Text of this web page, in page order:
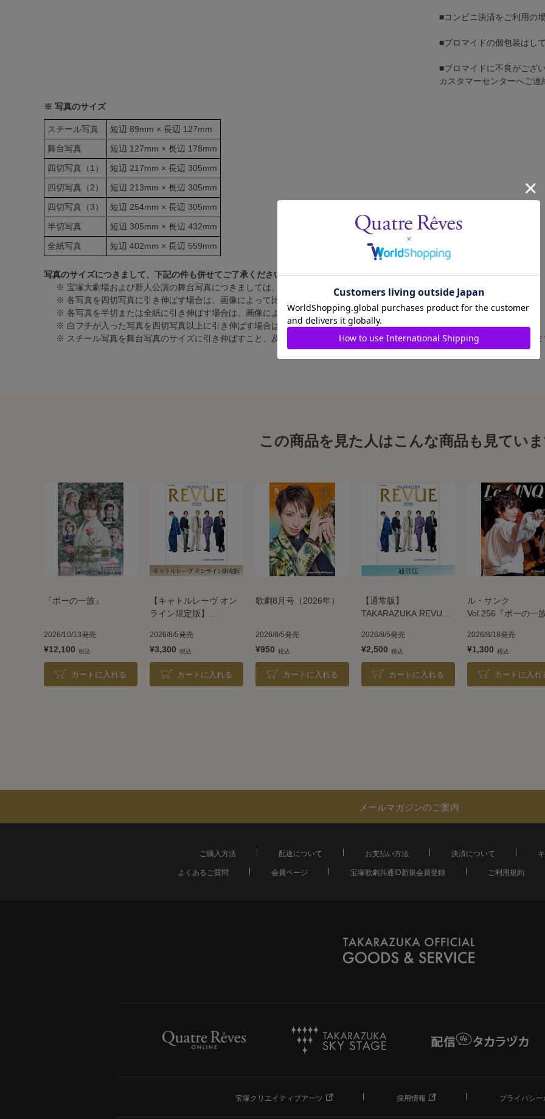
※ 写真のサイズ
スチール写真
短辺 89mm × 長辺 127mm
舞台写真
短辺 127mm × 長辺 178mm
四切写真（1）
短辺 217mm × 長辺 305mm
四切写真（2）
短辺 213mm × 長辺 305mm
四切写真（3）
短辺 254mm × 長辺 305mm
半切写真
短辺 305mm × 長辺 432mm
全紙写真
短辺 402mm × 長辺 559mm
写真のサイズにつきまして、下記の件も併せてご了承ください。
※ 宝塚大劇場および新人公演の舞台写真につきましては、4辺に白フチが入ります。
※ 各写真を四切写真に引き伸ばす場合は、画像によって比率の都合上、（1）～（3）の何れかのサイズになります。
※ 各写真を半切または全紙に引き伸ばす場合は、画像によって比率が異なりますが、上記のサイズに統一しております。
※ 白フチが入った写真を四切写真以上に引き伸ばす場合は、白フチ無しの写真となります。
※ スチール写真を舞台写真のサイズに引き伸ばすこと、及び舞台写真をスチール写真のサイズに縮小することは、いたしかね
■コンビニ決済をご利用の
■ブロマイドの個包装はし
■ブロマイドに不良がござ
カスタマーセンターへご連
この商品を見た人はこんな商品も見てい
『ポーの一族』
2026/10/13発売
¥12,100
カートに入れる
【キャトルレーヴ オン
ライン限定版】
2026
2026/8/5発売
¥3,300
カートに入れる
歌劇8月号（2026年）
2026/8/5発売
¥950
カートに入れる
【通常版】
TAKARAZUKA REVUE
2026/8/5発売
¥2,500
カートに入れる
ル・サンク
Vol.256『ポーの一
2026/8/18発売
¥1,300
カートに入れ
メールマガジンのご案内
ご購入方法 配送について お支払い方法 決済について
よくあるご質問
会員ページ 宝塚歌劇共通ID新規会員登録 ご利用規約
宝塚クリエイティブアーツ 採用情報 プライバシ